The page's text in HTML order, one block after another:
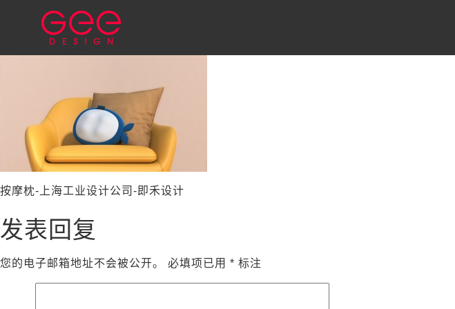
按摩枕-上海工业设计公司-即禾设计
发表回复
您的电子邮箱地址不会被公开。 必填项已用 * 标注